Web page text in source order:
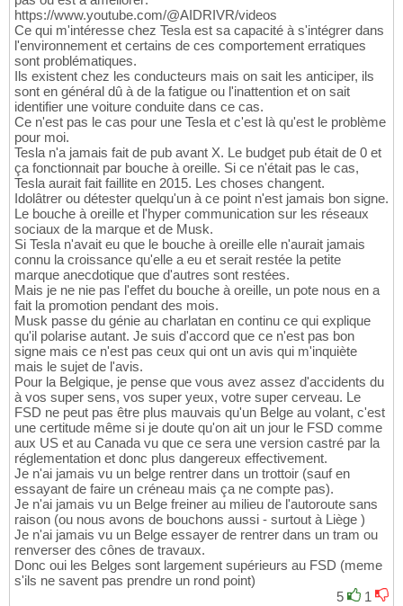
https://www.youtube.com/@AIDRIVR/videos
Ce qui m'intéresse chez Tesla est sa capacité à s'intégrer dans
l'environnement et certains de ces comportement erratiques
sont problématiques.
Ils existent chez les conducteurs mais on sait les anticiper, ils
sont en général dû à de la fatigue ou l'inattention et on sait
identifier une voiture conduite dans ce cas.
Ce n'est pas le cas pour une Tesla et c'est là qu'est le problème
pour moi.
Tesla n'a jamais fait de pub avant X. Le budget pub était de 0 et
ça fonctionnait par bouche à oreille. Si ce n'était pas le cas,
Tesla aurait fait faillite en 2015. Les choses changent.
Idolâtrer ou détester quelqu'un à ce point n'est jamais bon signe.
Le bouche à oreille et l'hyper communication sur les réseaux
sociaux de la marque et de Musk.
Si Tesla n'avait eu que le bouche à oreille elle n'aurait jamais
connu la croissance qu'elle a eu et serait restée la petite
marque anecdotique que d'autres sont restées.
Mais je ne nie pas l'effet du bouche à oreille, un pote nous en a
fait la promotion pendant des mois.
Musk passe du génie au charlatan en continu ce qui explique
qu'il polarise autant. Je suis d'accord que ce n'est pas bon
signe mais ce n'est pas ceux qui ont un avis qui m'inquiète
mais le sujet de l'avis.
Pour la Belgique, je pense que vous avez assez d'accidents du
à vos super sens, vos super yeux, votre super cerveau. Le
FSD ne peut pas être plus mauvais qu'un Belge au volant, c'est
une certitude même si je doute qu'on ait un jour le FSD comme
aux US et au Canada vu que ce sera une version castré par la
réglementation et donc plus dangereux effectivement.
Je n'ai jamais vu un belge rentrer dans un trottoir (sauf en
essayant de faire un créneau mais ça ne compte pas).
Je n'ai jamais vu un Belge freiner au milieu de l'autoroute sans
raison (ou nous avons de bouchons aussi - surtout à Liège )
Je n'ai jamais vu un Belge essayer de rentrer dans un tram ou
renverser des cônes de travaux.
Donc oui les Belges sont largement supérieurs au FSD (meme
s'ils ne savent pas prendre un rond point)
5
1